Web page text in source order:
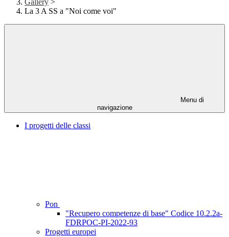
Gallery >
La 3 A SS a "Noi come voi"
Menu di
navigazione
I progetti delle classi
Pon
"Recupero competenze di base" Codice 10.2.2a-
FDRPOC-PI-2022-93
Progetti europei